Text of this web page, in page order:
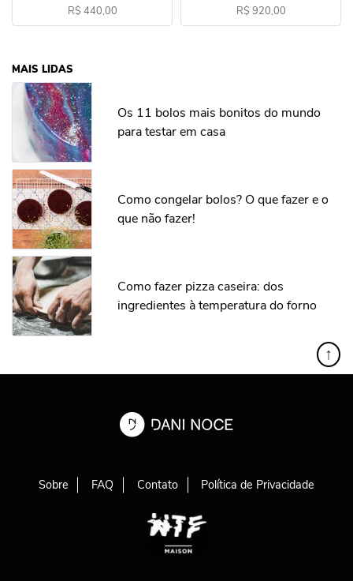
R$ 440,00 R$ 920,00
MAIS LIDAS
Os 11 bolos mais bonitos do mundo
para testar em casa
Como congelar bolos? O que fazer e o
que não fazer!
Como fazer pizza caseira: dos
ingredientes à temperatura do forno
↑
Sobre FAQ Contato Política de Privacidade